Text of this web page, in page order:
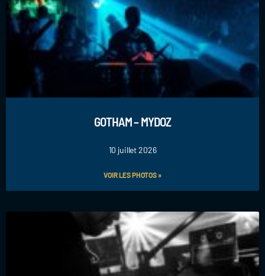
GOTHAM – MYDOZ
10 juillet 2026
VOIR LES PHOTOS »